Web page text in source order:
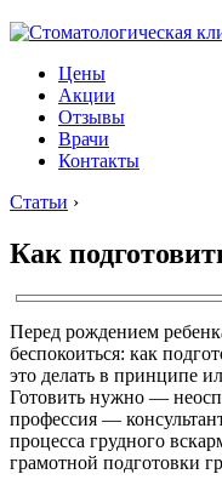
Цены
Акции
Отзывы
Врачи
Контакты
Статьи ›
Как
Перед рождением
беспокоиться: как
это делать в принципе
Готовить нужно —
профессия —
процесса грудного
грамотной подготовки